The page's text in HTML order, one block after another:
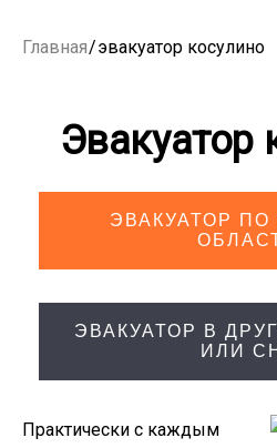
Главная/эвакуатор косулино
Эвакуатор
ЭВАКУАТОР ПО
ЭВАКУАТОР В
ИЛИ
Практически с каждым